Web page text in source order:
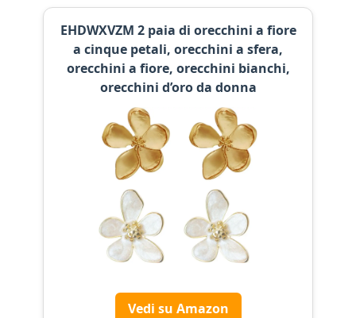
EHDWXVZM 2 paia di orecchini a fiore
a cinque petali, orecchini a sfera,
orecchini a fiore, orecchini bianchi,
orecchini d’oro da donna
Vedi su Amazon